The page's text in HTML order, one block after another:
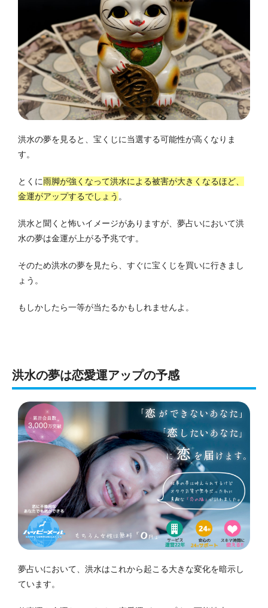
洪水の夢を見ると、宝くじに当選する可能性が高くなりま
す。
とくに雨脚が強くなって洪水による被害が大きくなるほど、
金運がアップするでしょう 。
洪水と聞くと怖いイメージがありますが、夢占いにおいて洪
水の夢は金運が上がる予兆です。
そのため洪水の夢を見たら、すぐに宝くじを買いに行きまし
ょう。
もしかしたら一等が当たるかもしれませんよ。
洪水の夢は恋愛運アップの予感
夢占いにおいて、洪水はこれから起こる大きな変化を暗示し
ています。